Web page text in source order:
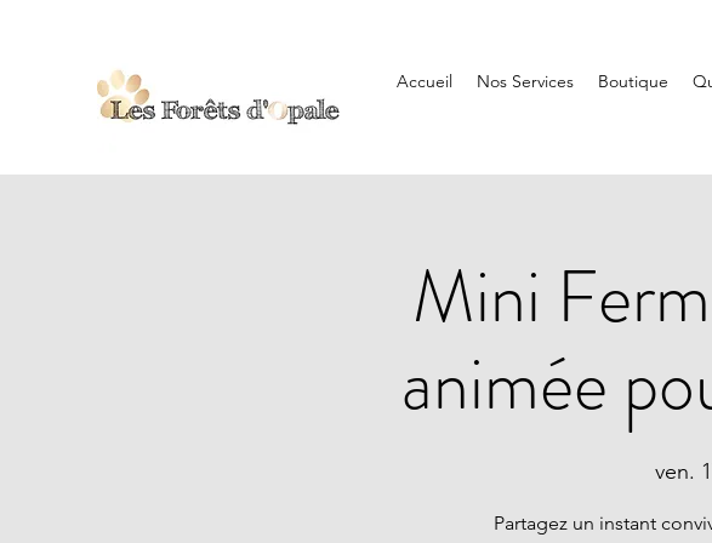
Accueil Nos Services Boutique
Mini
animée
ven.
Partagez un instant